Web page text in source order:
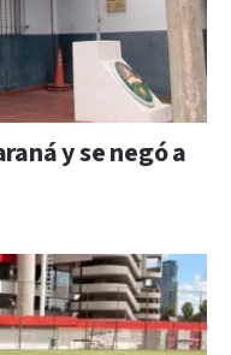
y se negó a